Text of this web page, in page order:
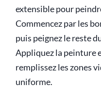
extensible pour
Commencez par les
puis peignez le reste
Appliquez la peinture
remplissez les zones
uniforme.